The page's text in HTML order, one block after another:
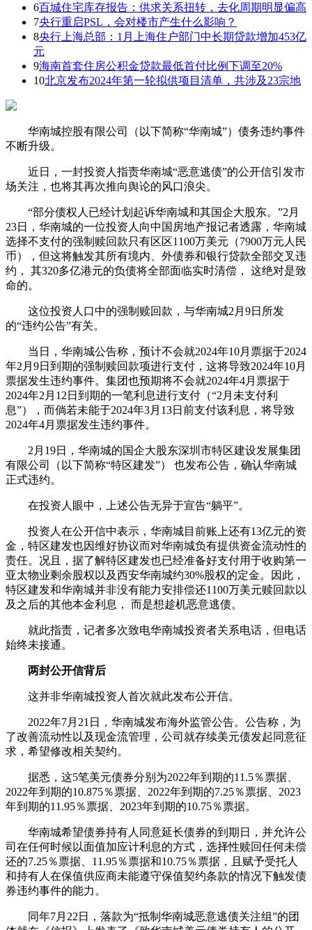
6百城住宅库存报告：供求关系扭转，去化周期明显偏高
7央行重启PSL，会对楼市产生什么影响？
8央行上海总部：1月上海住户部门中长期贷款增加453亿
元
9海南首套住房公积金贷款最低首付比例下调至20%
10北京发布2024年第一轮拟供项目清单，共涉及23宗地
华南城控股有限公司（以下简称“华南城”）债务违约事件
不断升级。
近日，一封投资人指责华南城“恶意逃债”的公开信引发市
场关注，也将其再次推向舆论的风口浪尖。
“部分债权人已经计划起诉华南城和其国企大股东。”2月
23日，华南城的一位投资人向中国房地产报记者透露，华南城
选择不支付的强制赎回款只有区区1100万美元（7900万元人民
币），但这将触发其所有境内、外债券和银行贷款全部交叉违
约， 其320多亿港元的负债将全部面临实时清偿， 这绝对是致
命的。
这位投资人口中的强制赎回款，与华南城2月9日所发
的“违约公告”有关。
当日，华南城公告称，预计不会就2024年10月票据于2024
年2月9日到期的强制赎回款项进行支付，这将导致2024年10月
票据发生违约事件。集团也预期将不会就2024年4月票据于
2024年2月12日到期的一笔利息进行支付（“2月未支付利
息”），而倘若未能于2024年3月13日前支付该利息，将导致
2024年4月票据发生违约事件。
2月19日，华南城的国企大股东深圳市特区建设发展集团
有限公司（以下简称“特区建发”） 也发布公告，确认华南城
正式违约。
在投资人眼中，上述公告无异于宣告“躺平”。
投资人在公开信中表示，华南城目前账上还有13亿元的资
金，特区建发也因维好协议而对华南城负有提供资金流动性的
责任。况且，据了解特区建发也已经准备好支付用于收购第一
亚太物业剩余股权以及西安华南城约30%股权的定金。因此，
特区建发和华南城并非没有能力安排偿还1100万美元赎回款以
及之后的其他本金利息， 而是想趁机恶意逃债。
就此指责，记者多次致电华南城投资者关系电话，但电话
始终未接通。
两封公开信背后
这并非华南城投资人首次就此发布公开信。
2022年7月21日，华南城发布海外监管公告。公告称，为
了改善流动性以及现金流管理，公司就存续美元债发起同意征
求，希望修改相关契约。
据悉，这5笔美元债券分别为2022年到期的11.5％票据、
2022年到期的10.875％票据、2022年到期的7.25％票据、2023
年到期的11.95％票据、2023年到期的10.75％票据。
华南城希望债券持有人同意延长债券的到期日，并允许公
司在任何时候以面值加应计利息的方式，选择性赎回任何未偿
还的7.25％票据、11.95％票据和10.75％票据，且赋予受托人
和持有人在保值供应商未能遵守保值契约条款的情况下触发债
券违约事件的能力。
同年7月22日，落款为“抵制华南城恶意逃债关注组”的团